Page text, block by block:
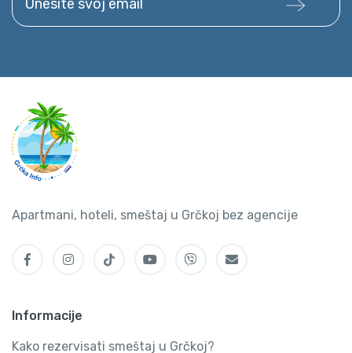
Apartmani, hoteli, smeštaj u Grčkoj bez agencije
Informacije
Kako rezervisati smeštaj u Grčkoj?